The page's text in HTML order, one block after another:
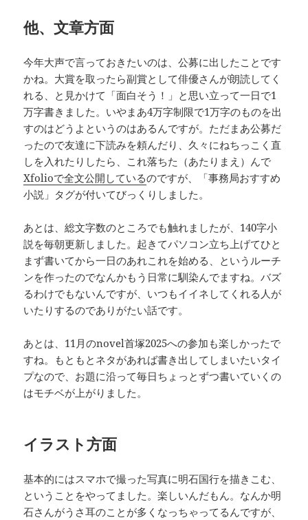
他、文章方面
今年大声で言っておきたいのは、公募に出したことです
かね。大賞を取ったら副賞として俳優さんが朗読してく
れる、と見かけて「面白そう！」と思い立って一日で1
万字書きました。いやまあ4万字制限で1万字のものを出
すのはどうよというのはあるんですが。ただまあ公募だ
ったので友達に下読みを頼んだり、久々にねちっこく直
しを入れたりしたら、これ落ちた（あたりまえ）んで
Xfolioで全文公開しているのですが、「事務局おすすめ
小説」タグが付いてびっくりしました。
あとは、総文字数のところでも触れましたが、140字小
説を毎朝更新しました。起きてパソコン立ち上げてひと
まず書いてから一日のあれこれを始める、というルーチ
ンを作ったのでなんかもう日常に馴染んでますね。バズ
るわけでもないんですが、いつもイイネしてくれる人が
いたりするのでありがたい話です。
あとは、11月のnovel首塚2025への参加も楽しかったで
すね。もともとネタがあれば書き出してしまいたいタイ
プなので、お題に沿って毎日ちょっとずつ書いていくの
はモチベが上がりました。
イラスト方面
基本的にはスマホで撮った写真に明石国行を描きこむ、
ということをやってました。楽しいんだもん。なんか明
石さんがうさ耳のことが多くなっちゃってるんですが、